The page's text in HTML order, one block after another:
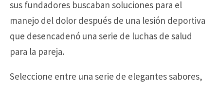
sus fundadores buscaban soluciones para el
manejo del dolor después de una lesión deportiva
que desencadenó una serie de luchas de salud
para la pareja.
Seleccione entre una serie de elegantes sabores,